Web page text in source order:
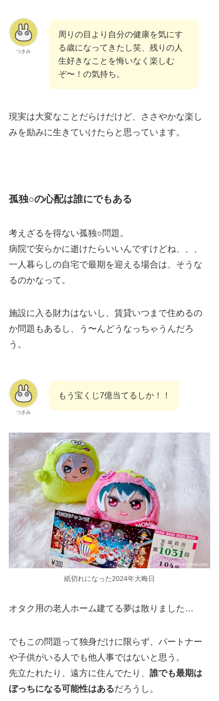
つきみ
周りの目より自分の健康を気にす
る歳になってきたし笑、残りの人
生好きなことを悔いなく楽しむ
ぞ〜！の気持ち。
現実は大変なことだらけだけど、ささやかな楽し
みを励みに生きていけたらと思っています。
孤独○の心配は誰にでもある
考えざるを得ない孤独○問題。
病院で安らかに逝けたらいいんですけどね、、、
一人暮らしの自宅で最期を迎える場合は、そうな
るのかなって。
施設に入る財力はないし、賃貸いつまで住めるの
か問題もあるし、う〜んどうなっちゃうんだろ
う。
つきみ
もう宝くじ7億当てるしか！！
紙切れになった2024年大晦日
オタク用の老人ホーム建てる夢は散りました…
でもこの問題って独身だけに限らず、パートナー
や子供がいる人でも他人事ではないと思う。
先立たれたり、遠方に住んでたり、 誰でも最期は
ぼっちになる可能性はあるだろうし。